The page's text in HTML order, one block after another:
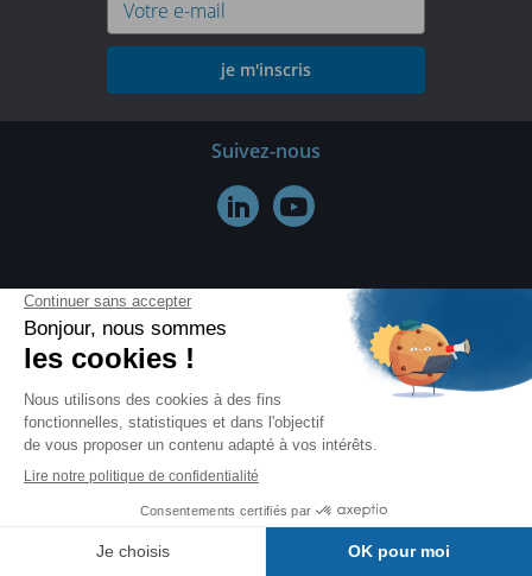
je m'inscris
Suivez-nous
 
Nous connaître
Tous nos articles d'informatique
Qui sommes-nous ?
Mentions légales
Conditions générales de vente